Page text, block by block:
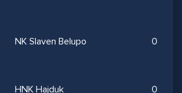
NK Slaven Belupo 0
HNK Hajduk 0